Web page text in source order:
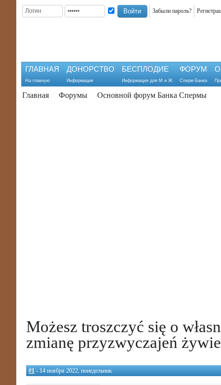
Забыли пароль?
ГЛАВНАЯ
На главную
ДОНОРСТВО
Информация
БЕСПЛОДИЕ
Информация для М и Ж
ФОРУМ
Сперм Банка
Главная Форумы Основной форум Банка Спермы
Możesz troszczyć się o
zmianę przyzwyczajeń
#1 - 14 ноября 2022, понедельник